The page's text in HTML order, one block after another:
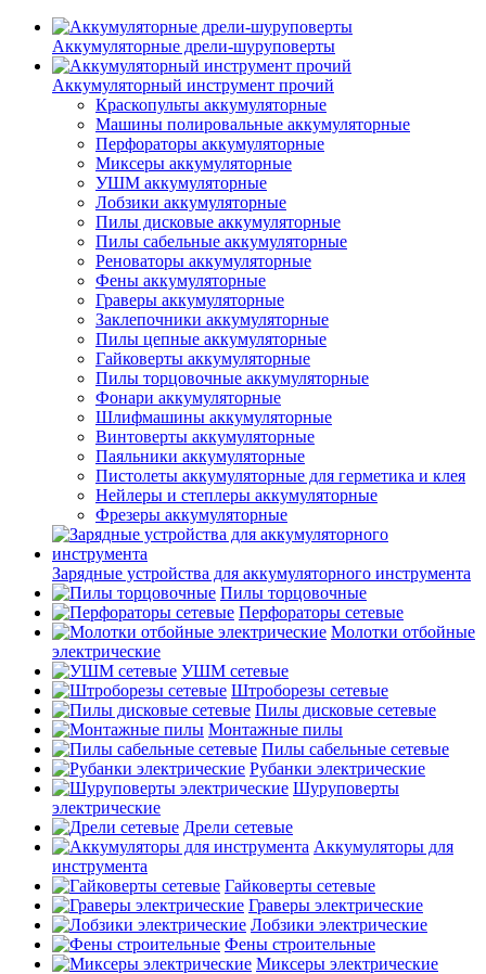
Аккумуляторные дрели-шуруповерты
Аккумуляторный инструмент прочий
Краскопульты аккумуляторные
Машины полировальные аккумуляторные
Перфораторы аккумуляторные
Миксеры аккумуляторные
УШМ аккумуляторные
Лобзики аккумуляторные
Пилы дисковые аккумуляторные
Пилы сабельные аккумуляторные
Реноваторы аккумуляторные
Фены аккумуляторные
Граверы аккумуляторные
Заклепочники аккумуляторные
Пилы цепные аккумуляторные
Гайковерты аккумуляторные
Пилы торцовочные аккумуляторные
Фонари аккумуляторные
Шлифмашины аккумуляторные
Винтоверты аккумуляторные
Паяльники аккумуляторные
Пистолеты аккумуляторные для герметика и клея
Нейлеры и степлеры аккумуляторные
Фрезеры аккумуляторные
Зарядные устройства для аккумуляторного инструмента
Пилы торцовочные
Перфораторы сетевые
Молотки отбойные
электрические
УШМ сетевые
Штроборезы сетевые
Пилы дисковые сетевые
Монтажные пилы
Пилы сабельные сетевые
Рубанки электрические
Шуруповерты
электрические
Дрели сетевые
Аккумуляторы для
инструмента
Гайковерты сетевые
Граверы электрические
Лобзики электрические
Фены строительные
Миксеры электрические